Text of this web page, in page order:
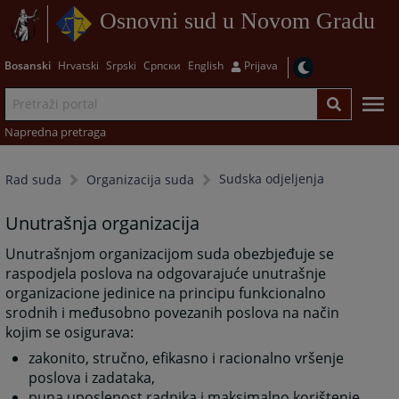
Osnovni sud u Novom Gradu
Bosanski Hrvatski Srpski Српски English Prijava
Napredna pretraga
Rad suda Organizacija suda Sudska odjeljenja
Unutrašnja organizacija
Unutrašnjom organizacijom suda obezbjeđuje se
raspodjela poslova na odgovarajuće unutrašnje
organizacione jedinice na principu funkcionalno
srodnih i međusobno povezanih poslova na način
kojim se osigurava:
zakonito, stručno, efikasno i racionalno vršenje
poslova i zadataka,